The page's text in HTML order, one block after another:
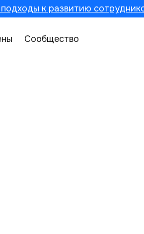
к развитию
Сообщество